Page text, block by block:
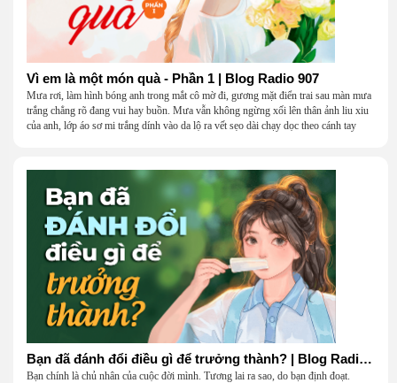
Vì em là một món quà - Phần 1 | Blog Radio 907
Mưa rơi, làm hình bóng anh trong mắt cô mờ đi, gương mặt điển trai sau màn mưa
trắng chẳng rõ đang vui hay buồn. Mưa vẫn không ngừng xối lên thân ảnh liu xiu
của anh, lớp áo sơ mi trắng dính vào da lộ ra vết sẹo dài chạy dọc theo cánh tay
Bạn đã đánh đổi điều gì để trưởng thành? | Blog Radio 906
Bạn chính là chủ nhân của cuộc đời mình. Tương lai ra sao, do bạn định đoạt.